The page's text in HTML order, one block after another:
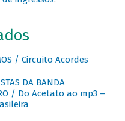
/ Circuito Acordes
DA BANDA
/ Do Acetato ao mp3 –